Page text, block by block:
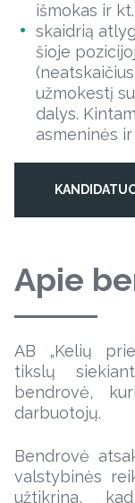
išmokas ir
skaidrią
šioje
užmokestį
dalys.
asmeninės
Apie
AB „Kelių
tikslų
bendrovė,
darbuotojų.
Bendrovė
valstybinės
užtikrina,